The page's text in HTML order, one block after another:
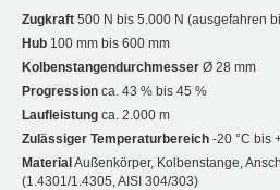
Zugkraft 500 N bis 5.000 N (ausgefahren
Hub 100 mm bis 600 mm
Kolbenstangendurchmesser Ø 28 mm
Progression ca. 43 % bis 45 %
Laufleistung ca. 2.000 m
Zulässiger Temperaturbereich -20 °C bis
MaterialAußenkörper, Kolbenstange,
(1.4301/1.4305, AISI 304/303)